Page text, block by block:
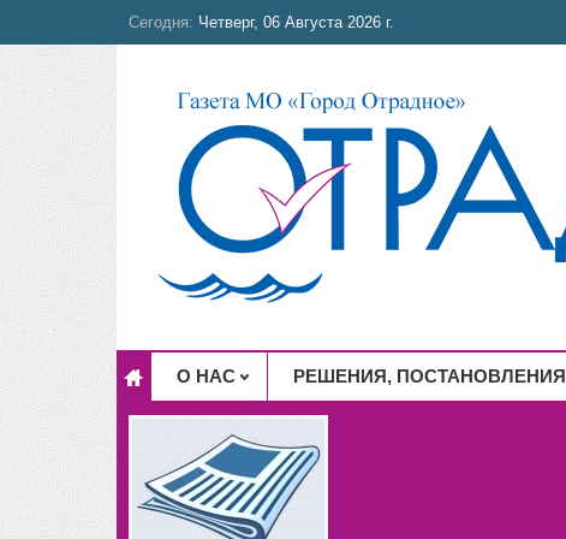
Сегодня: Четверг, 06 Августа 2026 г.
О НАС РЕШЕНИЯ, ПОСТАНОВЛЕНИЯ